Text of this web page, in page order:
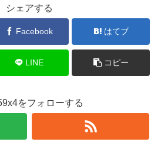
シェアする
Facebook はてブ
LINE コピー
をフォローする